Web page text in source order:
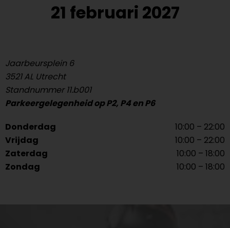
21 februari 2027
Jaarbeursplein 6
3521 AL Utrecht
Standnummer 11.b001
Parkeergelegenheid op P2, P4 en P6
Donderdag
10:00 – 22:00
Vrijdag
10:00 – 22:00
Zaterdag
10:00 – 18:00
Zondag
10:00 – 18:00